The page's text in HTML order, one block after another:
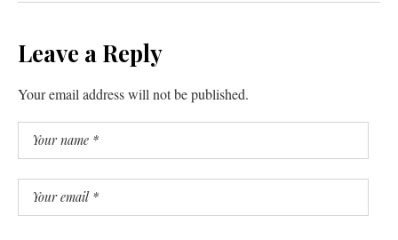
Leave a Reply
Your email address will not be published.